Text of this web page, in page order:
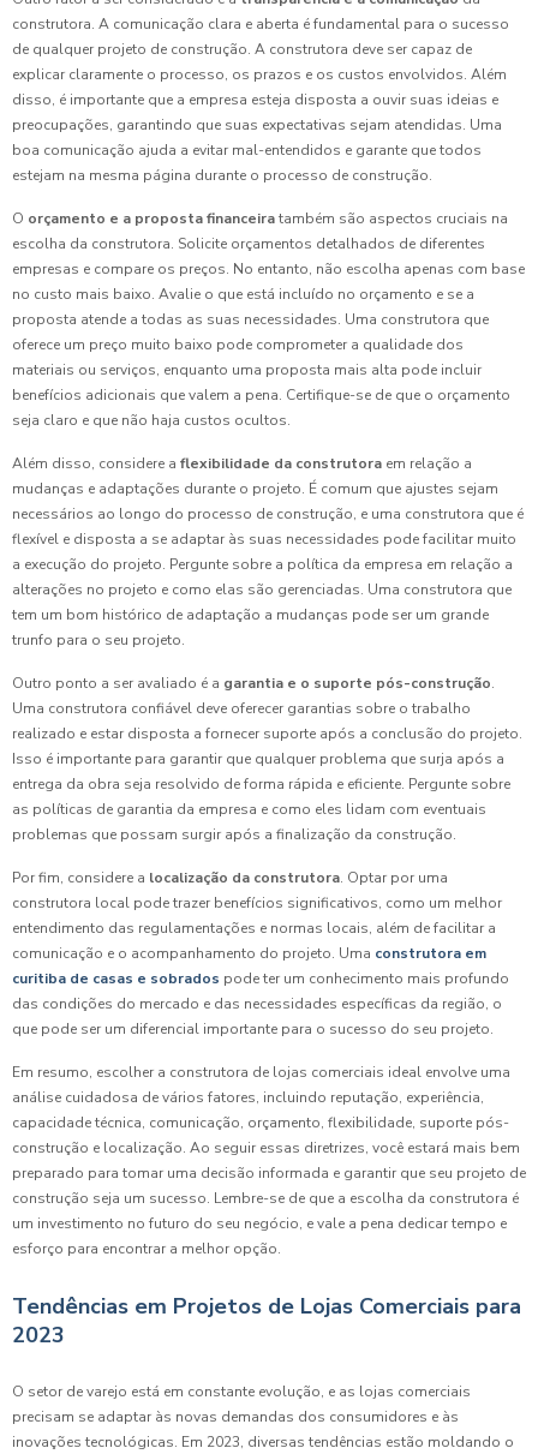
construtora. A comunicação clara e aberta é fundamental para o sucesso
de qualquer projeto de construção. A construtora deve ser capaz de
explicar claramente o processo, os prazos e os custos envolvidos. Além
disso, é importante que a empresa esteja disposta a ouvir suas ideias e
preocupações, garantindo que suas expectativas sejam atendidas. Uma
boa comunicação ajuda a evitar mal-entendidos e garante que todos
estejam na mesma página durante o processo de construção.
O orçamento e a proposta financeiratambém são aspectos cruciais na
escolha da construtora. Solicite orçamentos detalhados de diferentes
empresas e compare os preços. No entanto, não escolha apenas com base
no custo mais baixo. Avalie o que está incluído no orçamento e se a
proposta atende a todas as suas necessidades. Uma construtora que
oferece um preço muito baixo pode comprometer a qualidade dos
materiais ou serviços, enquanto uma proposta mais alta pode incluir
benefícios adicionais que valem a pena. Certifique-se de que o orçamento
seja claro e que não haja custos ocultos.
Além disso, considere a flexibilidade da construtora em relação a
mudanças e adaptações durante o projeto. É comum que ajustes sejam
necessários ao longo do processo de construção, e uma construtora que é
flexível e disposta a se adaptar às suas necessidades pode facilitar muito
a execução do projeto. Pergunte sobre a política da empresa em relação a
alterações no projeto e como elas são gerenciadas. Uma construtora que
tem um bom histórico de adaptação a mudanças pode ser um grande
trunfo para o seu projeto.
Outro ponto a ser avaliado é a garantia e o suporte pós-construção.
Uma construtora confiável deve oferecer garantias sobre o trabalho
realizado e estar disposta a fornecer suporte após a conclusão do projeto.
Isso é importante para garantir que qualquer problema que surja após a
entrega da obra seja resolvido de forma rápida e eficiente. Pergunte sobre
as políticas de garantia da empresa e como eles lidam com eventuais
problemas que possam surgir após a finalização da construção.
Por fim, considere a localização da construtora. Optar por uma
construtora local pode trazer benefícios significativos, como um melhor
entendimento das regulamentações e normas locais, além de facilitar a
comunicação e o acompanhamento do projeto. Uma construtora em
curitiba de casas e sobrados pode ter um conhecimento mais profundo
das condições do mercado e das necessidades específicas da região, o
que pode ser um diferencial importante para o sucesso do seu projeto.
Em resumo, escolher a construtora de lojas comerciais ideal envolve uma
análise cuidadosa de vários fatores, incluindo reputação, experiência,
capacidade técnica, comunicação, orçamento, flexibilidade, suporte pós-
construção e localização. Ao seguir essas diretrizes, você estará mais bem
preparado para tomar uma decisão informada e garantir que seu projeto de
construção seja um sucesso. Lembre-se de que a escolha da construtora é
um investimento no futuro do seu negócio, e vale a pena dedicar tempo e
esforço para encontrar a melhor opção.
Tendências em Projetos de Lojas Comerciais para
2023
O setor de varejo está em constante evolução, e as lojas comerciais
precisam se adaptar às novas demandas dos consumidores e às
inovações tecnológicas. Em 2023, diversas tendências estão moldando o